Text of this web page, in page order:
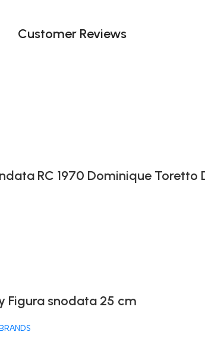
Customer Reviews
RC 1970 Dominique Toretto
Figura snodata 25 cm